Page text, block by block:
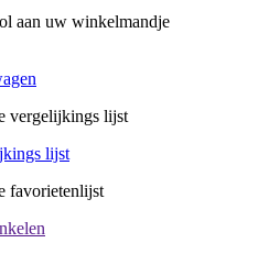
aan uw winkelmandje
vergelijkings lijst
lijst
favorietenlijst